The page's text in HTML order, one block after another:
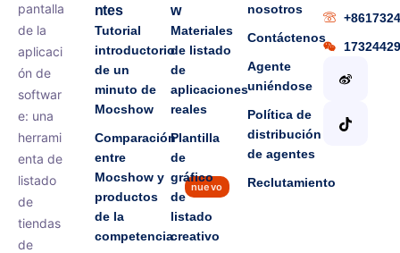
pantalla
de la
aplicaci
ón de
softwar
e: una
herrami
enta de
listado
de
tiendas
de
ntes
Tutorial
introductorio
de un
minuto de
Mocshow
Comparación
entre
Mocshow y
productos
de la
competencia
nuevo
w
Materiales
de listado
de
aplicaciones
reales
Plantilla
de
gráfico
de
listado
creativo
nosotros
Contáctenos
Agente
uniéndose
Política de
distribución
de agentes
Reclutamiento